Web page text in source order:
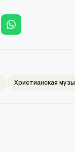
Христианская